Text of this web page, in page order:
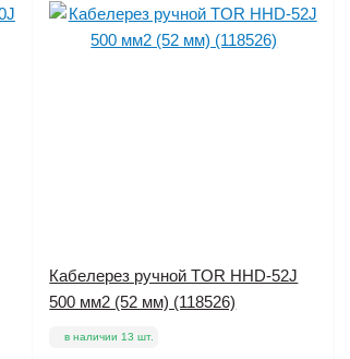
Кабелерез ручной TOR HHD-52J
500 мм2 (52 мм) (118526)
в наличии 13 шт.